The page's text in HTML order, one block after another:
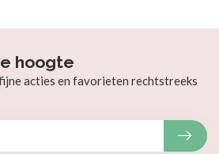
hoogte
acties en favorieten rechtstreeks